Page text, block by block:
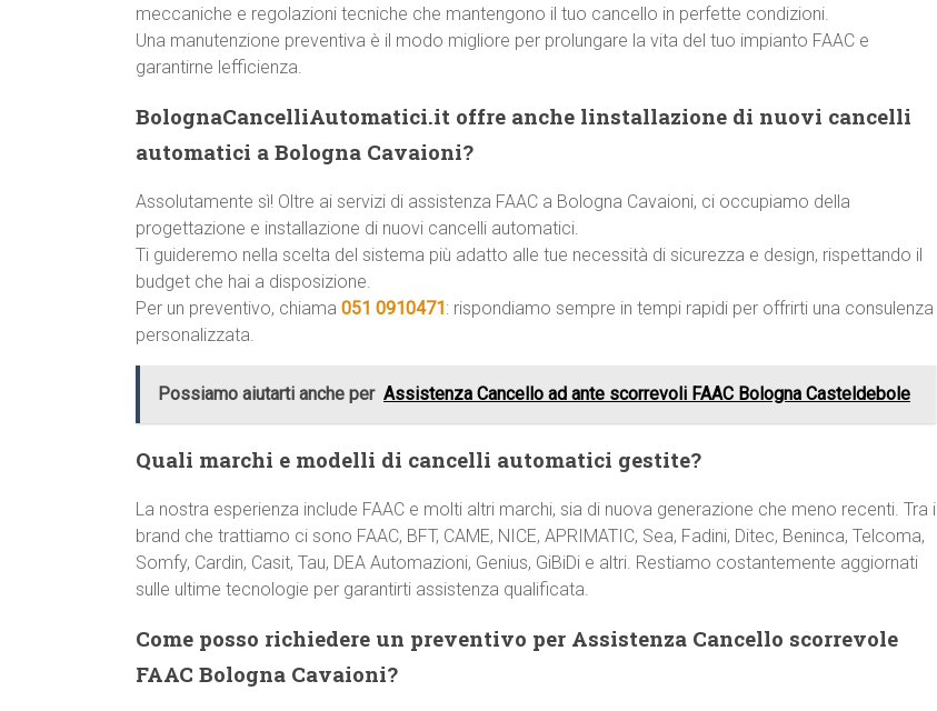
meccaniche e regolazioni tecniche che mantengono il tuo cancello in perfette condizioni.
Una manutenzione preventiva è il modo migliore per prolungare la vita del tuo impianto FAAC e
garantirne lefficienza.
BolognaCancelliAutomatici.it offre anche linstallazione di nuovi cancelli
automatici a Bologna Cavaioni?
Assolutamente sì! Oltre ai servizi di assistenza FAAC a Bologna Cavaioni, ci occupiamo della
progettazione e installazione di nuovi cancelli automatici.
Ti guideremo nella scelta del sistema più adatto alle tue necessità di sicurezza e design, rispettando il
budget che hai a disposizione.
Per un preventivo, chiama 051 0910471: rispondiamo sempre in tempi rapidi per offrirti una consulenza
personalizzata.
Possiamo aiutarti anche per Assistenza Cancello ad ante scorrevoli FAAC Bologna Casteldebole
Quali marchi e modelli di cancelli automatici gestite?
La nostra esperienza include FAAC e molti altri marchi, sia di nuova generazione che meno recenti. Tra i
brand che trattiamo ci sono FAAC, BFT, CAME, NICE, APRIMATIC, Sea, Fadini, Ditec, Beninca, Telcoma,
Somfy, Cardin, Casit, Tau, DEA Automazioni, Genius, GiBiDi e altri. Restiamo costantemente aggiornati
sulle ultime tecnologie per garantirti assistenza qualificata.
Come posso richiedere un preventivo per Assistenza Cancello scorrevole
FAAC Bologna Cavaioni?